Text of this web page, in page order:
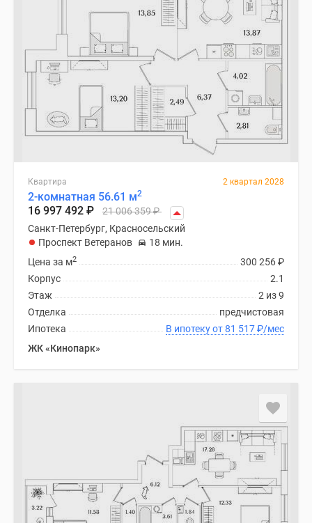
Квартира 2 квартал 2028
2-комнатная 56.61 м2
16 997 492 ₽ 21 006 359₽
Санкт-Петербург, Красносельский
Проспект Ветеранов
18 мин.
300 256₽
Цена за м2
2.1
Корпус
2 из 9
Этаж
предчистовая
Отделка
В ипотеку от 81 517₽/мес
Ипотека
ЖК «Кинопарк»